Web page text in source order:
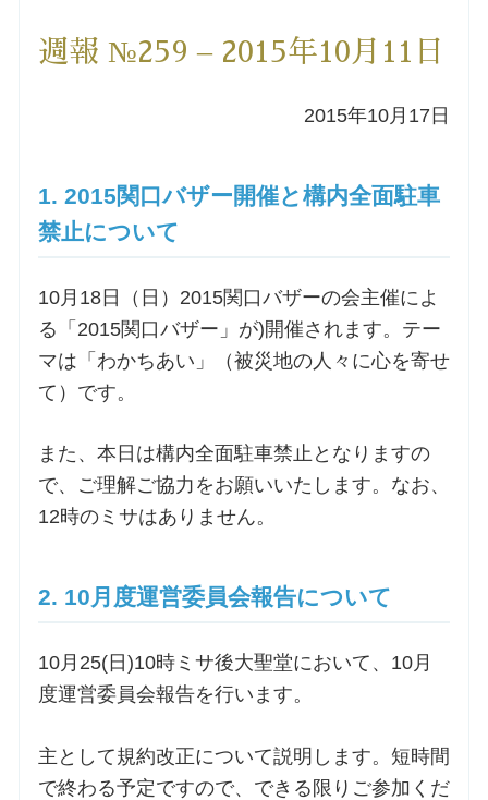
洗礼を希望される方
小池神父の講座
シスター中島の講座
教区カテキスタの講座
オルガンメディテーション
ご利用にあたって
交通・アクセス
週報 №259 – 2015年10月11日
2015年10月17日
1. 2015関口バザー開催と構内全面駐車
禁止について
10月18日（日）2015関口バザーの会主催によ
る「2015関口バザー」が)開催されます。テー
マは「わかちあい」（被災地の人々に心を寄せ
て）です。
また、本日は構内全面駐車禁止となりますの
で、ご理解ご協力をお願いいたします。なお、
12時のミサはありません。
2. 10月度運営委員会報告について
10月25(日)10時ミサ後大聖堂において、10月
度運営委員会報告を行います。
主として規約改正について説明します。短時間
で終わる予定ですので、できる限りご参加くだ